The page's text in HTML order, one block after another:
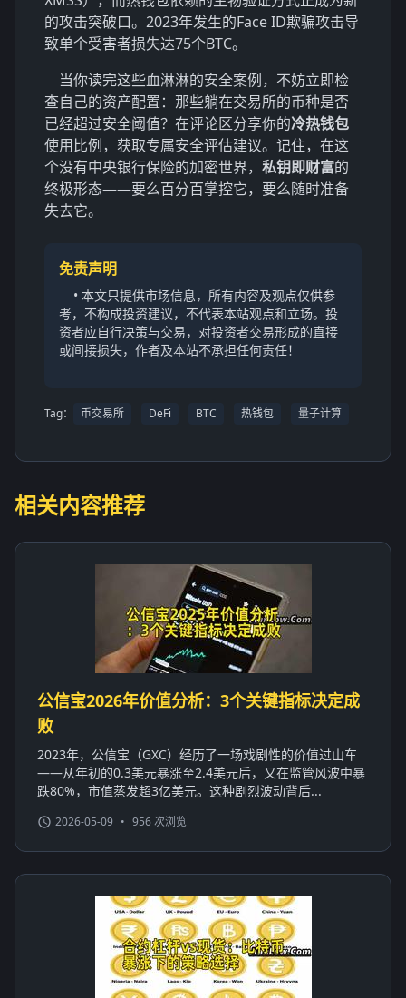
的攻击突破口。2023年发生的Face ID欺骗攻击导
致单个受害者损失达75个BTC。
当你读完这些血淋淋的安全案例，不妨立即检
查自己的资产配置：那些躺在交易所的币种是否
已经超过安全阈值？在评论区分享你的冷热钱包
使用比例，获取专属安全评估建议。记住，在这
个没有中央银行保险的加密世界， 私钥即财富的
终极形态——要么百分百掌控它，要么随时准备
失去它。
免责声明
• 本文只提供市场信息，所有内容及观点仅供参
考，不构成投资建议，不代表本站观点和立场。投
资者应自行决策与交易，对投资者交易形成的直接
或间接损失，作者及本站不承担任何责任！
Tag： 币交易所 DeFi BTC 热钱包 量子计算
相关内容推荐
公信宝2026年价值分析：3个关键指标决定成
败
2023年，公信宝（GXC）经历了一场戏剧性的价值过山车
——从年初的0.3美元暴涨至2.4美元后，又在监管风波中暴
跌80%，市值蒸发超3亿美元。这种剧烈波动背后...
2026-05-09 • 956 次浏览